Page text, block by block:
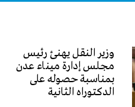
وزير النقل يهنئ رئيس
مجلس إدارة ميناء عدن
بمناسبة حصوله على
الدكتوراه الثانية